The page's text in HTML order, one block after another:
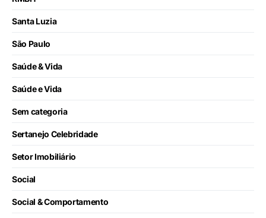
Santa Luzia
São Paulo
Saúde & Vida
Saúde e Vida
Sem categoria
Sertanejo Celebridade
Setor Imobiliário
Social
Social & Comportamento